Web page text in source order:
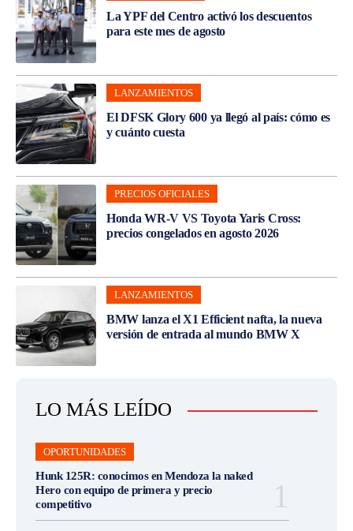
La YPF del Centro activó los descuentos
para este mes de agosto
LANZAMIENTOS
El DFSK Glory 600 ya llegó al país: cómo es
y cuánto cuesta
PRECIOS OFICIALES
Honda WR-V VS Toyota Yaris Cross:
precios congelados en agosto 2026
LANZAMIENTOS
BMW lanza el X1 Efficient nafta, la nueva
versión de entrada al mundo BMW X
LO MÁS LEÍDO
OPORTUNIDADES
Hunk 125R: conocimos en Mendoza la naked
Hero con equipo de primera y precio
competitivo